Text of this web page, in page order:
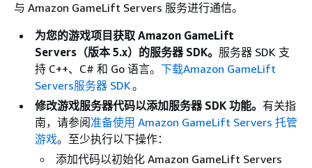
与 Amazon GameLift Servers 服务进行通信。
为您的游戏项目获取 Amazon GameLift
Servers （版本 5.x）的服务器 SDK。 服务器 SDK 支
持 C++、C# 和 Go 语言。 下载Amazon GameLift
Servers服务器 SDK。
修改游戏服务器代码以添加服务器 SDK 功能。 有关指
南，请参阅准备使用 Amazon GameLift Servers 托管
游戏。至少执行以下操作：
添加代码以初始化 Amazon GameLift Servers